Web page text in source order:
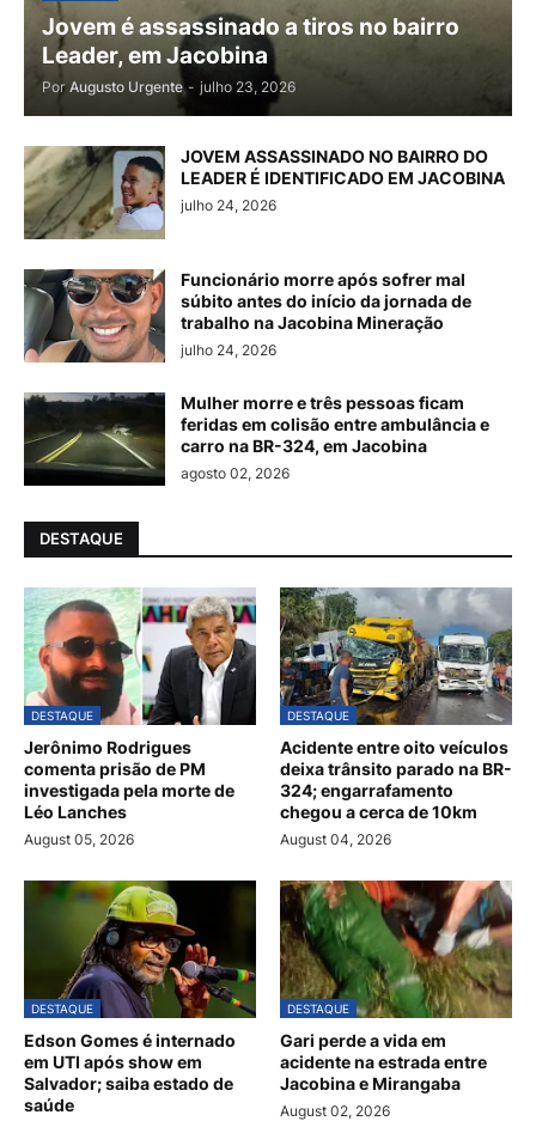
Jovem é assassinado a tiros no bairro
Leader, em Jacobina
Por Augusto Urgente - julho 23, 2026
JOVEM ASSASSINADO NO BAIRRO DO
LEADER É IDENTIFICADO EM JACOBINA
julho 24, 2026
Funcionário morre após sofrer mal
súbito antes do início da jornada de
trabalho na Jacobina Mineração
julho 24, 2026
Mulher morre e três pessoas ficam
feridas em colisão entre ambulância e
carro na BR-324, em Jacobina
agosto 02, 2026
DESTAQUE
DESTAQUE
Jerônimo Rodrigues
comenta prisão de PM
investigada pela morte de
Léo Lanches
August 05, 2026
DESTAQUE
Acidente entre oito veículos
deixa trânsito parado na BR-
324; engarrafamento
chegou a cerca de 10km
August 04, 2026
DESTAQUE
Edson Gomes é internado
em UTI após show em
Salvador; saiba estado de
saúde
DESTAQUE
Gari perde a vida em
acidente na estrada entre
Jacobina e Mirangaba
August 02, 2026